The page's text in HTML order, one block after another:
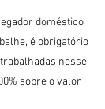
doméstico
é obrigatório
nesse
sobre o valor